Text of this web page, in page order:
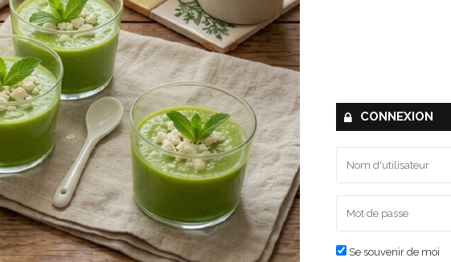
CONNEXION
Se souvenir de moi